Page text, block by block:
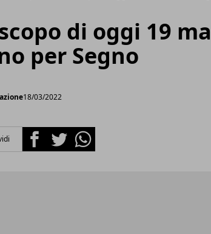
di oggi 19
per Segno
18/03/2022
FacebookTwitterWhatsapp